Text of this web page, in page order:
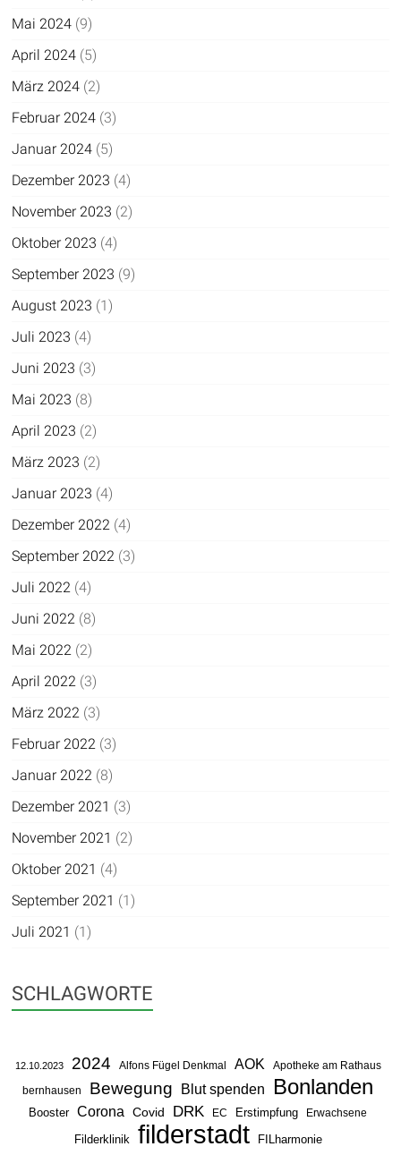
Mai 2024 (9)
April 2024 (5)
März 2024 (2)
Februar 2024 (3)
Januar 2024 (5)
Dezember 2023 (4)
November 2023 (2)
Oktober 2023 (4)
September 2023 (9)
August 2023 (1)
Juli 2023 (4)
Juni 2023 (3)
Mai 2023 (8)
April 2023 (2)
März 2023 (2)
Januar 2023 (4)
Dezember 2022 (4)
September 2022 (3)
Juli 2022 (4)
Juni 2022 (8)
Mai 2022 (2)
April 2022 (3)
März 2022 (3)
Februar 2022 (3)
Januar 2022 (8)
Dezember 2021 (3)
November 2021 (2)
Oktober 2021 (4)
September 2021 (1)
Juli 2021 (1)
SCHLAGWORTE
12.10.2023 2024 Alfons Fügel Denkmal AOK
Apotheke am Rathaus
bernhausen
Bewegung Blut spenden Bonlanden
Booster Corona Covid DRK EC Erstimpfung Erwachsene
Filderklinik filderstadt FILharmonie